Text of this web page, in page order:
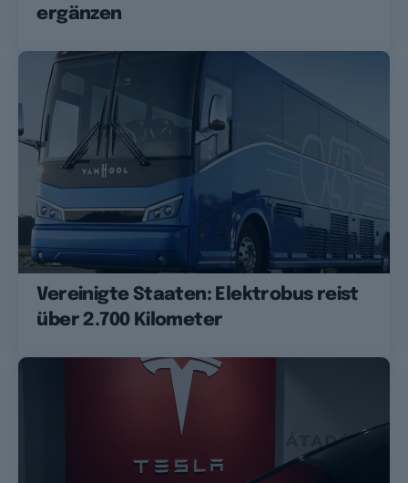
ergänzen
Vereinigte Staaten: Elektrobus reist
über 2.700 Kilometer